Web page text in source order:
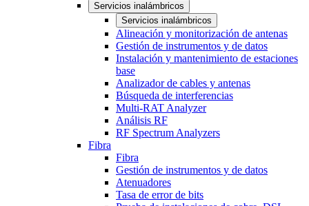
Servicios inalámbricos
Servicios inalámbricos
Alineación y monitorización de antenas
Gestión de instrumentos y de datos
Instalación y mantenimiento de estaciones
base
Analizador de cables y antenas
Búsqueda de interferencias
Multi-RAT Analyzer
Análisis RF
RF Spectrum Analyzers
Fibra
Fibra
Gestión de instrumentos y de datos
Atenuadores
Tasa de error de bits